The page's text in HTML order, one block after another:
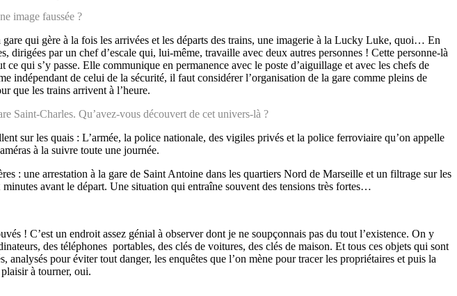
image faussée ?
qui gère à la fois les arrivées et les départs des trains, une imagerie à la Lucky Luke, quoi… En
dirigées par un chef d’escale qui, lui-même, travaille avec deux autres personnes ! Cette personne-là
qui s’y passe. Elle communique en permanence avec le poste d’aiguillage et avec les chefs de
indépendant de celui de la sécurité, il faut considérer l’organisation de la gare comme pleins de
que les trains arrivent à l’heure.
Saint-Charles. Qu’avez-vous découvert de cet univers-là ?
sur les quais : L’armée, la police nationale, des vigiles privés et la police ferroviaire qu’on appelle
à la suivre toute une journée.
: une arrestation à la gare de Saint Antoine dans les quartiers Nord de Marseille et un filtrage sur les
avant le départ. Une situation qui entraîne souvent des tensions très fortes…
! C’est un endroit assez génial à observer dont je ne soupçonnais pas du tout l’existence. On y
des téléphones portables, des clés de voitures, des clés de maison. Et tous ces objets qui sont
pour éviter tout danger, les enquêtes que l’on mène pour tracer les propriétaires et puis la
à tourner, oui.